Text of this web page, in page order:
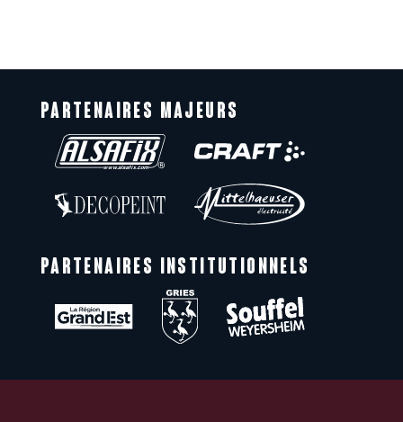
PARTENAIRES MAJEURS
PARTENAIRES INSTITUTIONNELS